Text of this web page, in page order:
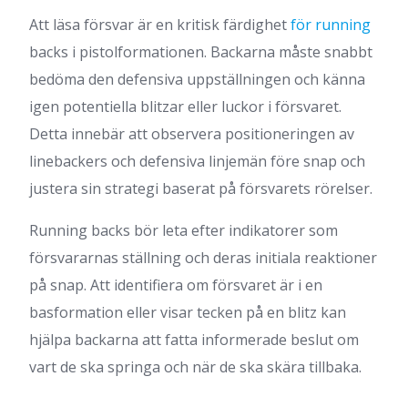
Att läsa försvar är en kritisk färdighetför running
backs i pistolformationen. Backarna måste snabbt
bedöma den defensiva uppställningen och känna
igen potentiella blitzar eller luckor i försvaret.
Detta innebär att observera positioneringen av
linebackers och defensiva linjemän före snap och
justera sin strategi baserat på försvarets rörelser.
Running backs bör leta efter indikatorer som
försvararnas ställning och deras initiala reaktioner
på snap. Att identifiera om försvaret är i en
basformation eller visar tecken på en blitz kan
hjälpa backarna att fatta informerade beslut om
vart de ska springa och när de ska skära tillbaka.